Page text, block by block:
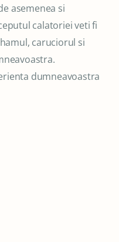
asemenea si
calatoriei veti fi
caruciorul si
dumneavoastra